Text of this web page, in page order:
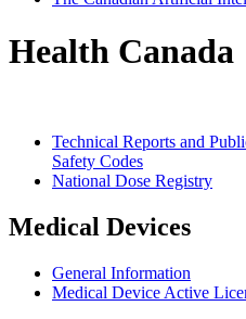
Health Canada
Technical Reports and
Safety Codes
National Dose Registry
Medical Devices
General Information
Medical Device Active